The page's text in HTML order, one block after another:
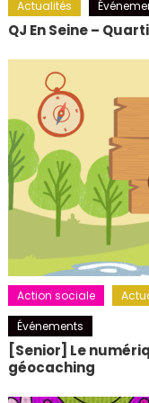
Actualités
QJ En Seine –
Action sociale
Événements
[Senior] Le
géocaching